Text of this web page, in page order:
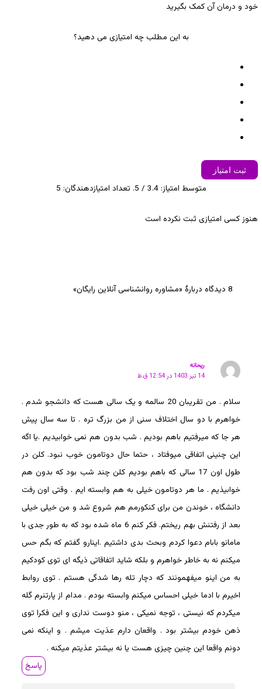
خود و درمان آن کمک بگیرید
به این مطلب چه امتیازی می دهید؟
ثبت امتیاز
متوسط امتیاز:3.4 / 5. تعداد امتیازدهندگان: 5
هنوز کسی امتیازی ثبت نکرده است
8 دیدگاه دربارهٔ «مشاوره روانشناسی آنلاین رایگان»
ریحانه
14 تیر 1403 در 12:54 ق.ظ
سلام . من تقریبان 20 سالمه و یک سالی هست که دانشجو شدم .
خواهرم با دو سال اختلاف سنی از من بزرگ تره . تا سه سال پیش
هر جا که میرفتیم باهم بودیم . شب بدون هم نمی خوابیدیم .یا اگه
این چنینی اتفاقی میوفتاد ، حتما حال دوتامون خوب نبود. کلن در
طول اون 17 سالی که باهم بودیم کلن چند شب بود که بدون هم
خوابیذیم . ما هر دوتامون خیلی به هم وابسته ایم . وقتی اون رفت
دانشگاه ، خوندن من برای کنکورمم هم شروع شد و من خیلی خیلی
بعد از رفتنش بهم ریختم. فکر کنم 6 ماه شده بود که به طور جدی با
مامانو بابام دعوا کردم وبحث بدی داشتیم .اینارو گفتم که بگم حس
میکنم نه به خاطر خواهرم و بلکه شاید اتفاقاتی ذیگه ای توی کودکیم
به من اینو میفهمونند که دچار تله رها شدگی هستم . توی روابط
اخیرم با ادما خیلی احساس میکنم وابسته بودم . مدام از پارتنرم گله
میکردم که نیستی ، توجه نمیکی ، منو دوست نداری و این فکرا توی
ذهن خودم بیشتر بود . واقعان دارم عذیت میشم . و اینکه نمی
دونم واقعا این چنین چیزی هست یا نه بیشتر عذیتم میکنه .
پاسخ